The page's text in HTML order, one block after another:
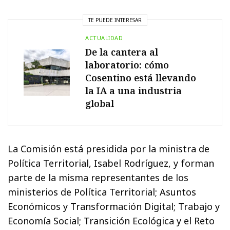
TE PUEDE INTERESAR
ACTUALIDAD
De la cantera al
laboratorio: cómo
Cosentino está llevando
la IA a una industria
global
La Comisión está presidida por la ministra de
Política Territorial, Isabel Rodríguez, y forman
parte de la misma representantes de los
ministerios de Política Territorial; Asuntos
Económicos y Transformación Digital; Trabajo y
Economía Social; Transición Ecológica y el Reto